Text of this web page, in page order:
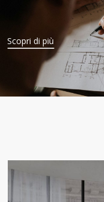
Scopri di più